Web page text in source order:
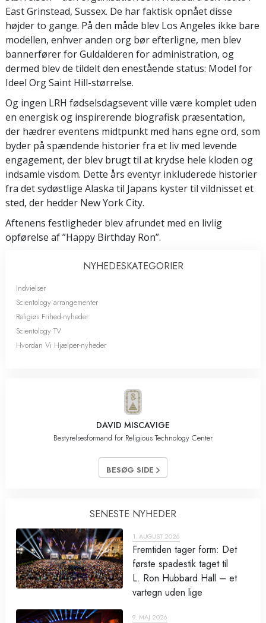
East Grinstead, Sussex. De har faktisk opnået disse
højder to gange. På den måde blev Los Angeles ikke bare
modellen, enhver anden org bør efterligne, men blev
bannerfører for Guldalderen for administration, og
dermed blev de tildelt den enestående status: Model for
Ideel Org Saint Hill-størrelse.
Og ingen LRH fødselsdagsevent ville være komplet uden
en energisk og inspirerende biografisk præsentation,
der hædrer eventens midtpunkt med hans egne ord, som
byder på spændende historier fra et liv med levende
engagement, der blev brugt til at krydse hele kloden og
indsamle visdom. Dette års eventyr inkluderede historier
fra det sydøstlige Alaska til Japans kyster til vildnisset et
sted, der hedder New York City.
Aftenens festligheder blev afrundet med en livlig
opførelse af ”Happy Birthday Ron”.
NYHEDES­KATEGORIER
Indvielser
Scientology arrangementer
Religiøs Frihed-nyheder
Scientology TV
Hvordan Vi Hjælper-nyheder
DAVID MISCAVIGE
Bestyrelsesformand for Religious Technology Center
BESØG SIDE
SENESTE NYHEDER
1. AUGUST 2026
Fremtiden tager form: Det
første spadestik taget til
L. Ron Hubbard Hall – et
vartegn uden lige
9. MAJ 2026